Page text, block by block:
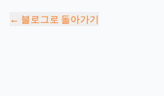
← 블로그로 돌아가기